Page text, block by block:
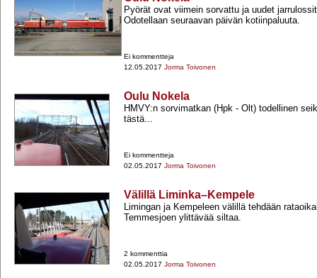
Pyörät ovat viimein sorvattu ja uudet
Odotellaan seuraavan päivän kotiinpaluuta.
Ei kommentteja
12.05.2017 Jorma Toivonen
Oulu Nokela
HMVY:n sorvimatkan (Hpk -​ Olt) todellinen
tästä...
Ei kommentteja
02.05.2017 Jorma Toivonen
Välillä Liminka–Kempele
Limingan ja Kempeleen välillä tehdään
Temmesjoen ylittävää siltaa.
2 kommenttia
02.05.2017 Jorma Toivonen